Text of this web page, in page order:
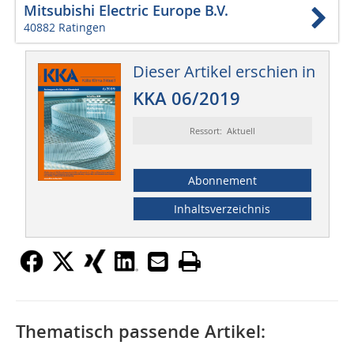
Mitsubishi Electric Europe B.V.
40882 Ratingen
Dieser Artikel erschien in
KKA 06/2019
Ressort: Aktuell
Abonnement
Inhaltsverzeichnis
Thematisch passende Artikel: